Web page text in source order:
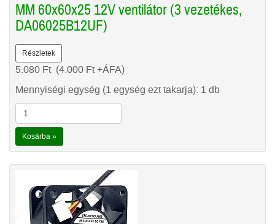
MM 60x60x25 12V ventilátor (3 vezetékes,
DA06025B12UF)
Részletek
5.080 Ft(4.000 Ft+ÁFA)
Mennyiségi egység (1 egység ezt takarja): 1 db
Kosárba »